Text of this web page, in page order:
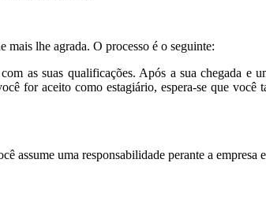
mais lhe agrada. O processo é o seguinte:
as suas qualificações. Após a sua chegada e
for aceito como estagiário, espera-se que você
uma responsabilidade perante a empresa